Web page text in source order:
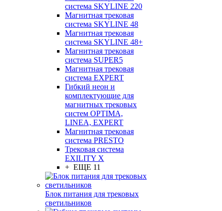
система SKYLINE 220
Магнитная трековая
система SKYLINE 48
Магнитная трековая
система SKYLINE 48+
Магнитная трековая
система SUPER5
Магнитная трековая
система EXPERT
Гибкий неон и
комплектующие для
магнитных трековых
систем OPTIMA,
LINEA, EXPERT
Магнитная трековая
система PRESTO
Трековая система
EXILITY X
+ ЕЩЕ 11
Блок питания для трековых
светильников